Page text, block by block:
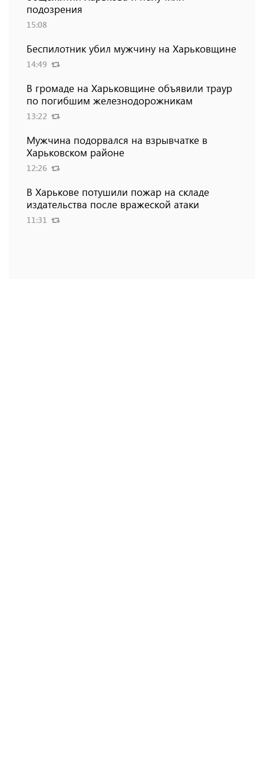
подозрения
15:08
Беспилотник убил мужчину на Харьковщине
14:49
В громаде на Харьковщине объявили траур
по погибшим железнодорожникам
13:22
Мужчина подорвался на взрывчатке в
Харьковском районе
12:26
В Харькове потушили пожар на складе
издательства после вражеской атаки
11:31